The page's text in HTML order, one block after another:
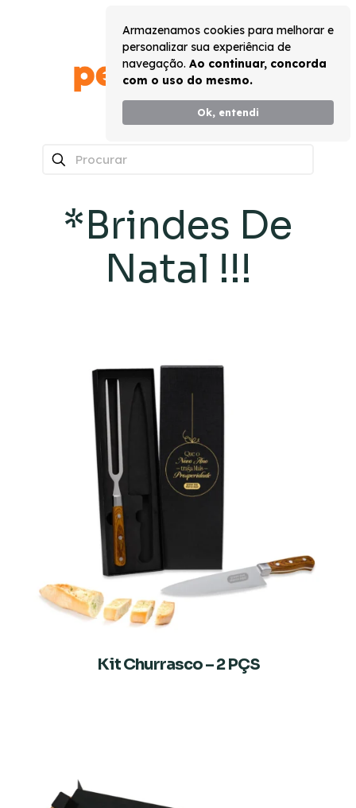
Armazenamos cookies para melhorar e
personalizar sua experiência de
navegação. Ao continuar, concorda
com o uso do mesmo.
Ok, entendi
*Brindes De
Natal !!!
Kit Churrasco – 2 PÇS